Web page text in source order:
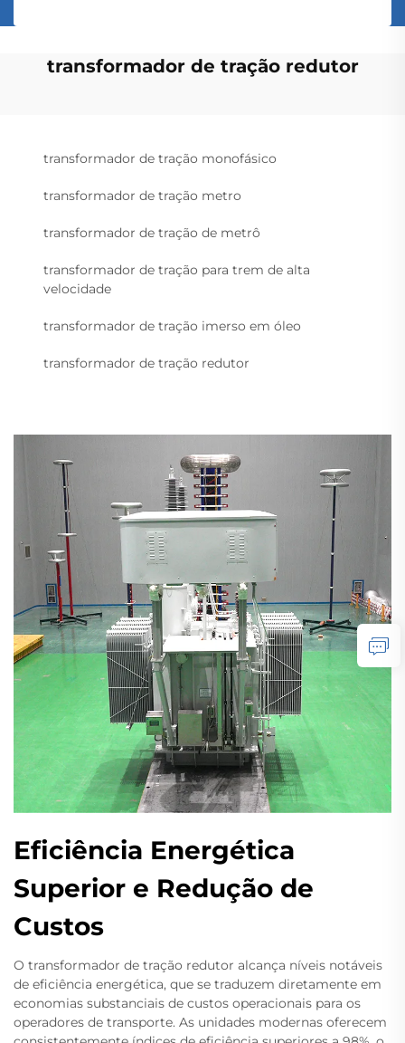
transformador de tração redutor
transformador de tração monofásico
transformador de tração metro
transformador de tração de metrô
transformador de tração para trem de alta
velocidade
transformador de tração imerso em óleo
transformador de tração redutor
Eficiência Energética
Superior e Redução de
Custos
O transformador de tração redutor alcança níveis notáveis
de eficiência energética, que se traduzem diretamente em
economias substanciais de custos operacionais para os
operadores de transporte. As unidades modernas oferecem